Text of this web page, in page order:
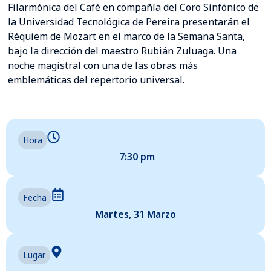
Filarmónica del Café en compañía del Coro Sinfónico de
la Universidad Tecnológica de Pereira presentarán el
Réquiem de Mozart en el marco de la Semana Santa,
bajo la dirección del maestro Rubián Zuluaga. Una
noche magistral con una de las obras más
emblemáticas del repertorio universal.
Hora
7:30 pm
Fecha
Martes, 31 Marzo
Lugar